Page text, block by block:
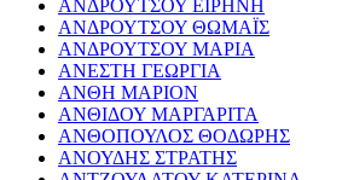
ΑΝΔΡΟΥΤΣΟΥ ΕΙΡΗΝΗ
ΑΝΔΡΟΥΤΣΟΥ ΘΩΜΑΪΣ
ΑΝΔΡΟΥΤΣΟΥ ΜΑΡΙΑ
ΑΝΕΣΤΗ ΓΕΩΡΓΙΑ
ΑΝΘΗ ΜΑΡΙΟΝ
ΑΝΘΙΔΟΥ ΜΑΡΓΑΡΙΤΑ
ΑΝΘΟΠΟΥΛΟΣ ΘΟΔΩΡΗΣ
ΑΝΟΥΔΗΣ ΣΤΡΑΤΗΣ